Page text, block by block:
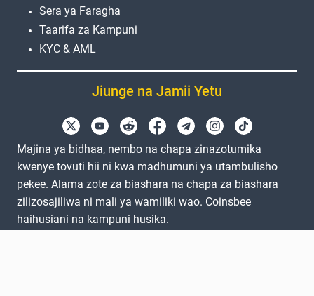
Sera ya Faragha
Taarifa za Kampuni
KYC & AML
Jiunge na Jamii Yetu
Majina ya bidhaa, nembo na chapa zinazotumika
kwenye tovuti hii ni kwa madhumuni ya utambulisho
pekee. Alama zote za biashara na chapa za biashara
zilizosajiliwa ni mali ya wamiliki wao. Coinsbee
haihusiani na kampuni husika.